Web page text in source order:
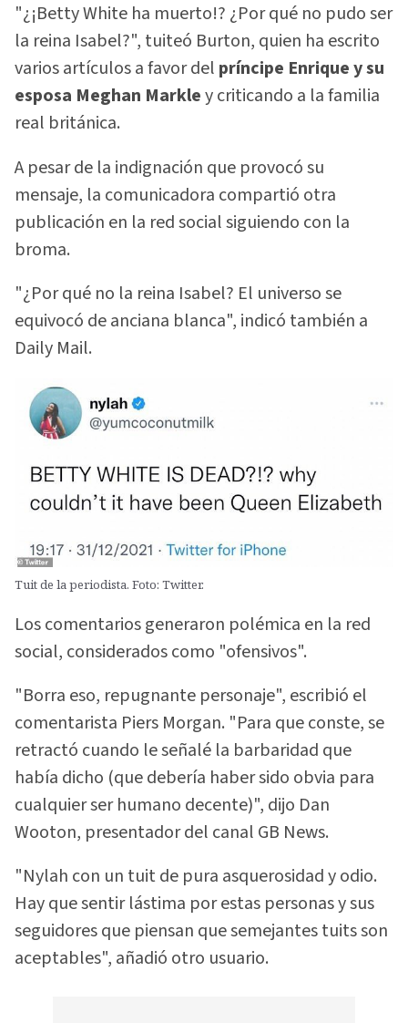
"¿¡Betty White ha muerto!? ¿Por qué no pudo ser
la reina Isabel?", tuiteó Burton, quien ha escrito
varios artículos a favor del príncipe Enrique y su
esposa Meghan Markley criticando a la familia
real británica.
A pesar de la indignación que provocó su
mensaje, la comunicadora compartió otra
publicación en la red social siguiendo con la
broma.
"¿Por qué no la reina Isabel? El universo se
equivocó de anciana blanca", indicó también a
Daily Mail.
Tuit de la periodista. Foto: Twitter.
Los comentarios generaron polémica en la red
social, considerados como "ofensivos".
"Borra eso, repugnante personaje", escribió el
comentarista Piers Morgan. "Para que conste, se
retractó cuando le señalé la barbaridad que
había dicho (que debería haber sido obvia para
cualquier ser humano decente)", dijo Dan
Wooton, presentador del canal GB News.
"Nylah con un tuit de pura asquerosidad y odio.
Hay que sentir lástima por estas personas y sus
seguidores que piensan que semejantes tuits son
aceptables", añadió otro usuario.